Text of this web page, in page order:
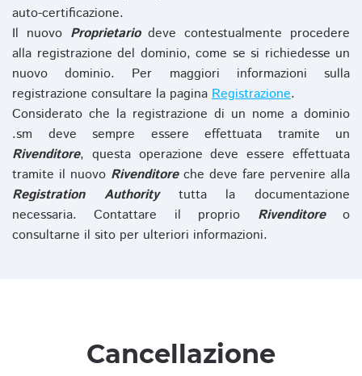
auto-certificazione.
Il nuovo Proprietariodeve contestualmente procedere
alla registrazione del dominio, come se si richiedesse un
nuovo dominio. Per maggiori informazioni sulla
registrazione consultare la pagina Registrazione.
Considerato che la registrazione di un nome a dominio
.sm deve sempre essere effettuata tramite un
Rivenditore, questa operazione deve essere effettuata
tramite il nuovo Rivenditoreche deve fare pervenire alla
Registration Authoritytutta la documentazione
necessaria. Contattare il proprio Rivenditoreo
consultarne il sito per ulteriori informazioni.
Cancellazione